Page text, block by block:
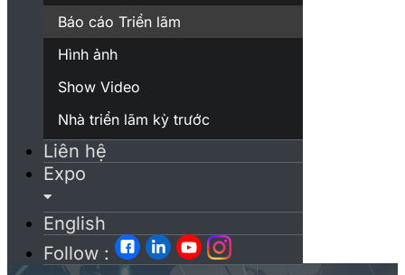
Báo cáo Triển lãm
Hình ảnh
Show Video
Nhà triển lãm kỳ trước
Liên hệ
Expo
English
Follow :